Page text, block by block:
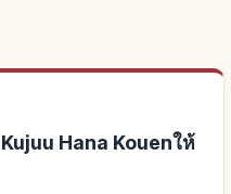
Hana Kouenให้